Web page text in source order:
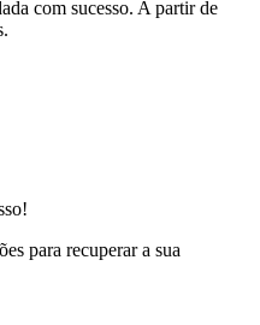
com sucesso. A partir de
para recuperar a sua